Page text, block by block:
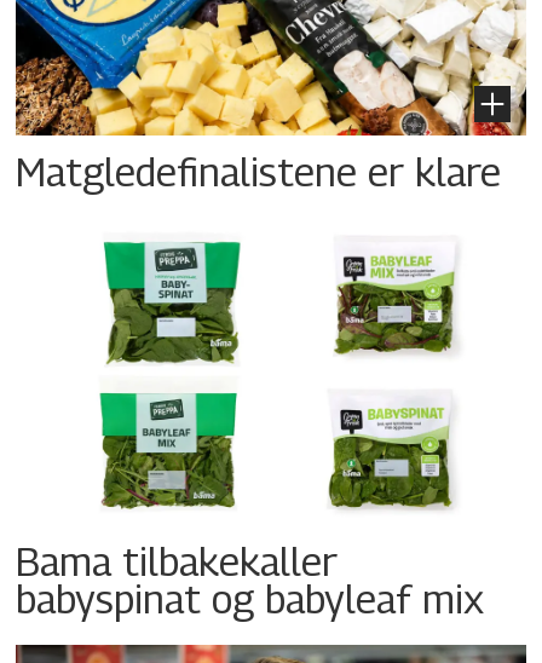
Matgledefinalistene er klare
Bama tilbakekaller
babyspinat og babyleaf mix